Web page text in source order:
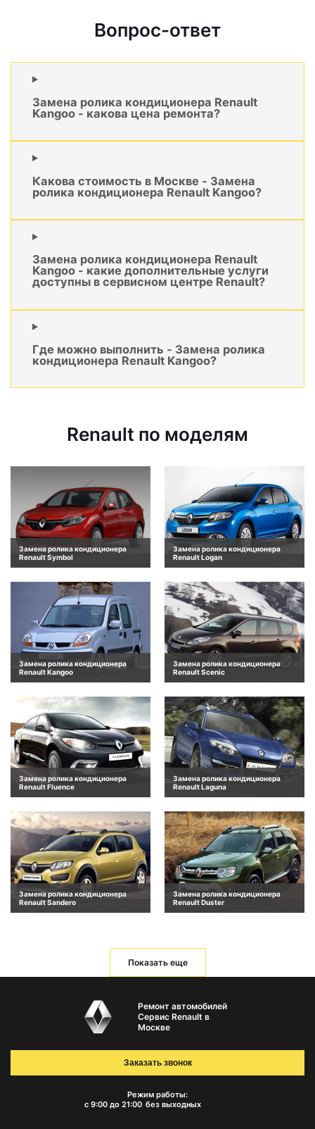
Вопрос-ответ
Замена ролика кондиционера Renault
Kangoo - какова цена ремонта?
Какова стоимость в Москве - Замена
ролика кондиционера Renault Kangoo?
Замена ролика кондиционера Renault
Kangoo - какие дополнительные услуги
доступны в сервисном центре Renault?
Где можно выполнить - Замена ролика
кондиционера Renault Kangoo?
Renault по моделям
Замена ролика кондиционера
Renault Symbol
Замена ролика кондиционера
Renault Logan
Замена ролика кондиционера
Renault Kangoo
Замена ролика кондиционера
Renault Scenic
Замена ролика кондиционера
Renault Fluence
Замена ролика кондиционера
Renault Laguna
Замена ролика кондиционера
Renault Sandero
Замена ролика кондиционера
Renault Duster
Показать еще
Ремонт автомобилей
Сервис Renault в
Москве
Режим работы:
с 9:00 до 21:00 без выходных
Заказать звонок